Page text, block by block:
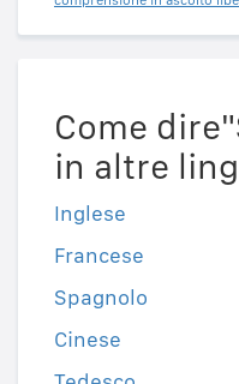
Come
in altre
Inglese
Francese
Spagnolo
Cinese